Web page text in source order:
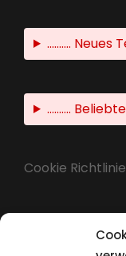
..........
..........
Cookie